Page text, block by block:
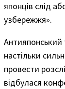
японців слід
узбережжя».
Антияпонський
настільки
провести
відбулася